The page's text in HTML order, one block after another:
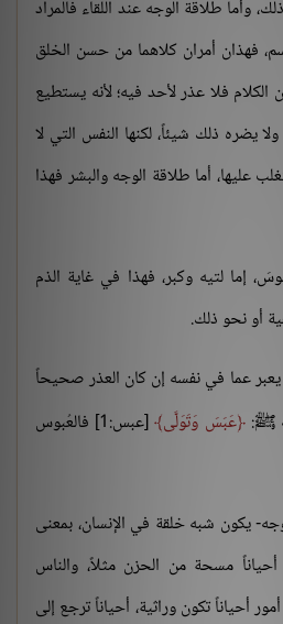
وأما طلاقة الوجه عند اللقاء فالمراد
فهذان أمران كلاهما من حسن الخلق
فلا عذر لأحد فيه؛ لأنه يستطيع
يضره ذلك شيئاً، لكنها النفس التي لا
عليها، أما طلاقة الوجه والبشر فهذا
إما لتيه وكبر، فهذا في غاية الذم
أو نحو ذلك.
يعبر عما في نفسه إن كان العذر صحيحاً
ﷺ: عَبَسَ وَتَوَلَّى
[عبس:1] فالعُبوس
يكون شبه خلقة في الإنسان، بمعنى
مسحة من الحزن مثلاً، والناس
أحياناً تكون وراثية، أحياناً ترجع إلى